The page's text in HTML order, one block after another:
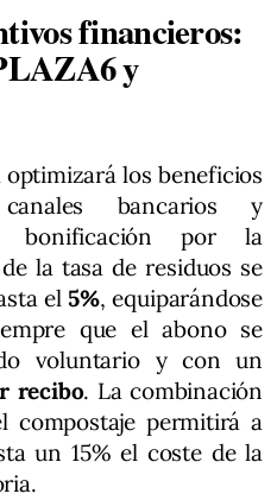
financieros:
y
los beneficios
bancarios y
bonificación por la
la tasa de residuos se
el5%, equiparándose
que el abono se
voluntario y con un
recibo. La combinación
compostaje permitirá a
un 15% el coste de la